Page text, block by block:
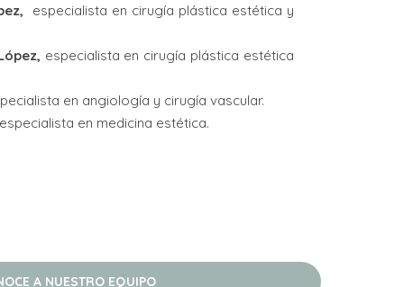
especialista en cirugía plástica estética y
especialista en cirugía plástica estética
en angiología y cirugía vascular.
especialista en medicina estética.
A NUESTRO EQUIPO